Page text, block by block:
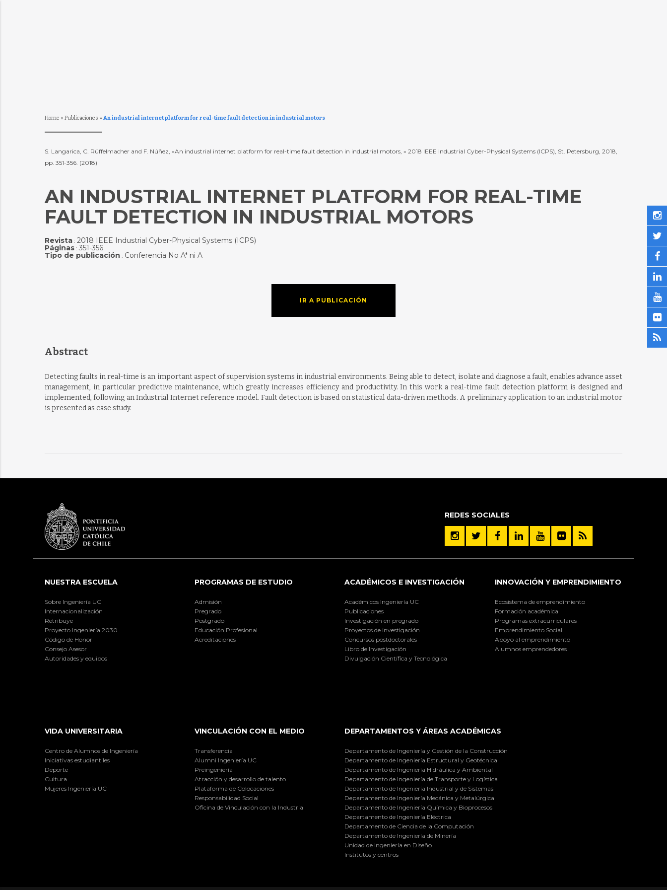
Home » Publicaciones » An industrial internet platform for real-time fault detection in industrial motors
S. Langarica, C. Rüffelmacher and F. Núñez, «An industrial internet platform for real-time fault detection in industrial motors, » 2018 IEEE Industrial Cyber-Physical Systems (ICPS), St. Petersburg, 2018,
pp. 351-356. (2018)
AN INDUSTRIAL INTERNET PLATFORM FOR REAL-TIME
FAULT DETECTION IN INDUSTRIAL MOTORS
Revista: 2018 IEEE Industrial Cyber-Physical Systems (ICPS)
Páginas: 351-356
Tipo de publicación : Conferencia No A* ni A
IR A PUBLICACIÓN
Abstract
Detecting faults in real-time is an important aspect of supervision systems in industrial environments. Being able to detect, isolate and diagnose a fault, enables advance asset
management, in particular predictive maintenance, which greatly increases efficiency and productivity. In this work a real-time fault detection platform is designed and
implemented, following an Industrial Internet reference model. Fault detection is based on statistical data-driven methods. A preliminary application to an industrial motor
is presented as case study.
REDES SOCIALES
NUESTRA ESCUELA
Sobre Ingeniería UC
Internacionalización
Retribuye
Proyecto Ingeniería 2030
Código de Honor
Consejo Asesor
Autoridades y equipos
PROGRAMAS DE ESTUDIO
Admisión
Pregrado
Postgrado
Educación Profesional
Acreditaciones
ACADÉMICOS E INVESTIGACIÓN
Académicos Ingeniería UC
Publicaciones
Investigación en pregrado
Proyectos de investigación
Concursos postdoctorales
Libro de Investigación
Divulgación Científica y Tecnológica
INNOVACIÓN Y EMPRENDIMIENTO
Ecosistema de emprendimiento
Formación académica
Programas extracurriculares
Emprendimiento Social
Apoyo al emprendimiento
Alumnos emprendedores
VIDA UNIVERSITARIA
Centro de Alumnos de Ingeniería
Iniciativas estudiantiles
Deporte
Cultura
Mujeres Ingeniería UC
VINCULACIÓN CON EL MEDIO
Transferencia
Alumni Ingeniería UC
Preingeniería
Atracción y desarrollo de talento
Plataforma de Colocaciones
Responsabilidad Social
Oficina de Vinculación con la Industria
DEPARTAMENTOS Y ÁREAS ACADÉMICAS
Departamento de Ingeniería y Gestión de la Construcción
Departamento de Ingeniería Estructural y Geotécnica
Departamento de Ingeniería Hidráulica y Ambiental
Departamento de Ingeniería de Transporte y Logística
Departamento de Ingeniería Industrial y de Sistemas
Departamento de Ingeniería Mecánica y Metalúrgica
Departamento de Ingeniería Química y Bioprocesos
Departamento de Ingeniería Eléctrica
Departamento de Ciencia de la Computación
Departamento de Ingeniería de Minería
Unidad de Ingeniería en Diseño
Institutos y centros